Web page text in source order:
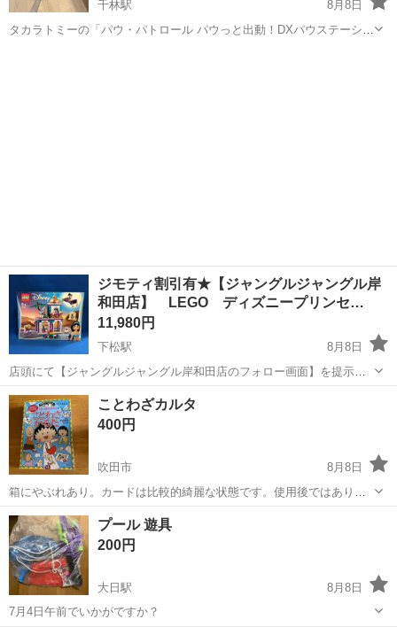
千林駅
8月8日
タカラトミーの「パウ・パトロール パウっと出動！DXパウステーショ
ジモティ割引有★【ジャングルジャングル岸
和田店】 LEGO ディズニープリンセ…
11,980円
下松駅
8月8日
店頭にて【ジャングルジャングル岸和田店のフォロー画面】を提示し
ていただきますと、表示価格から【3%】オフ！ ジャングルジャング
ル岸和田店 住所 大阪府岸和田市下松町1丁目1-20 ◆◇◆ ただいま買
取強化中...
大阪 岸和田市 下松駅 その他
ことわざカルタ
400円
吹田市
8月8日
箱にやぶれあり。カードは比較的綺麗な状態です。使用後ではありま
すのでご理解の程よろしくお願いします。
大阪 吹田市 その他 ちびまる子ちゃん
プール 遊具
200円
大日駅
8月8日
7月4日午前でいかがですか？